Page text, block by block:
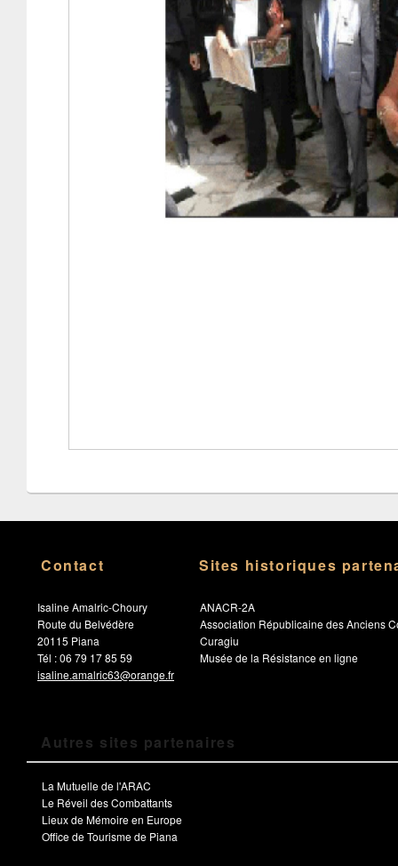
Contact
Isaline Amalric-Choury
Route du Belvédère
20115 Piana
Tél : 06 79 17 85 59
isaline.amalric63@orange.fr
Sites historiques
ANACR-2A
Association Républicaine des Anciens
Curagiu
Musée de la Résistance en ligne
Autres sites partenaires
La Mutuelle de l'ARAC
Le Réveil des Combattants
Lieux de Mémoire en Europe
Office de Tourisme de Piana